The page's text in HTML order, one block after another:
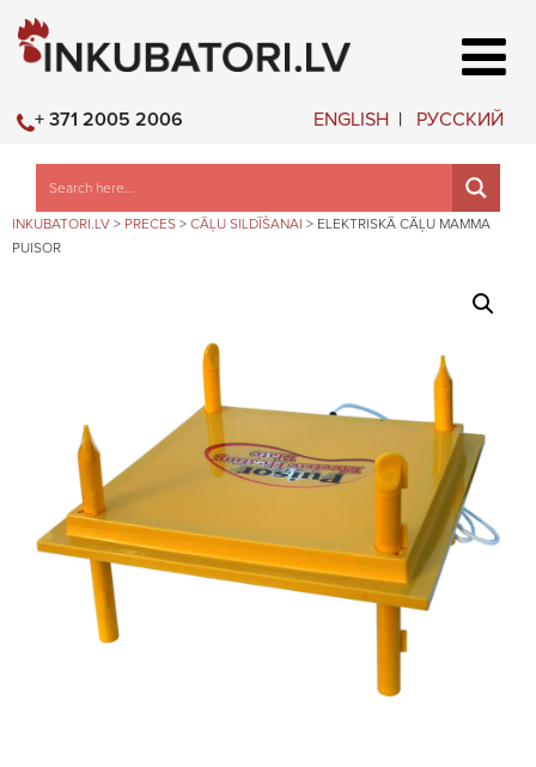
ENGLISH РУССКИЙ
+ 371 2005 2006
INKUBATORI.LV > PRECES > CĀĻU SILDĪŠANAI > ELEKTRISKĀ CĀĻU MAMMA
PUISOR